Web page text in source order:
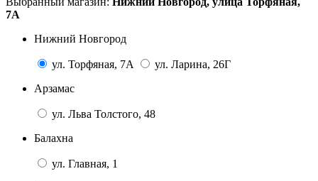
7А
Нижний Новгород
ул. Торфяная, 7А
ул. Ларина, 26Г
Арзамас
ул. Льва Толстого, 48
Балахна
ул. Главная, 1